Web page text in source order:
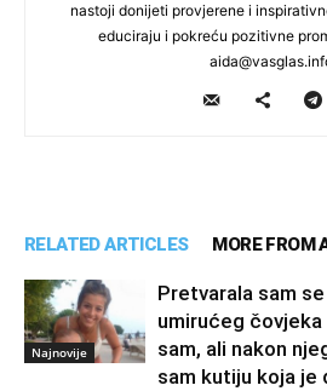
nastoji donijeti provjerene i
educiraju i pokreću pozitivne
RELATED ARTICLES MORE FROM
Najnovije
Pretvarala sam
umirućeg
sam, ali nakon
sam kutiju koja je